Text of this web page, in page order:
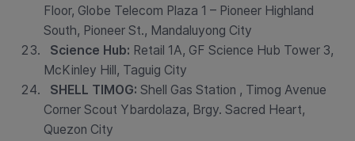
Floor, Globe Telecom Plaza 1 – Pioneer Highland
South, Pioneer St., Mandaluyong City
Science Hub: Retail 1A, GF Science Hub Tower 3,
McKinley Hill, Taguig City
SHELL TIMOG: Shell Gas Station , Timog Avenue
Corner Scout Ybardolaza, Brgy. Sacred Heart,
Quezon City